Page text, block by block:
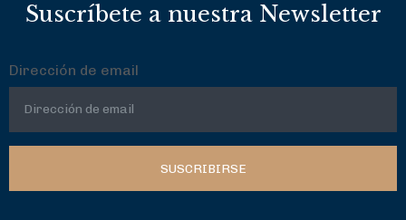
Suscríbete a nuestra Newsletter
Dirección de email
SUSCRIBIRSE